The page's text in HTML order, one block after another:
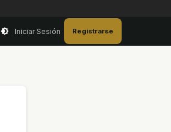
Iniciar Sesión Registrarse